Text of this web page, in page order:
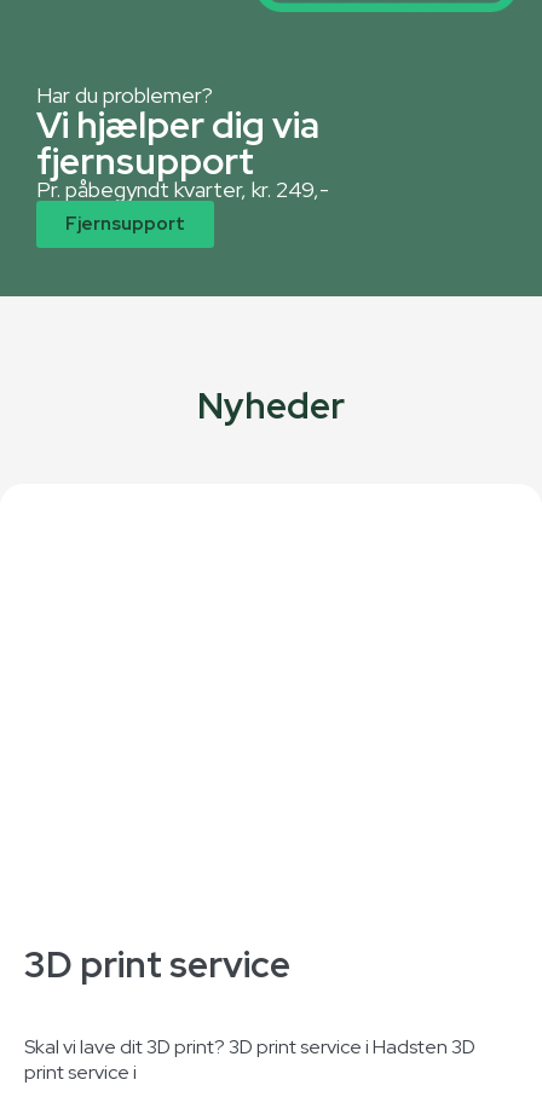
Har du problemer?
Vi hjælper dig via
fjernsupport
Pr. påbegyndt kvarter, kr. 249,-
Fjernsupport
Nyheder
3D print service
Skal vi lave dit 3D print? 3D print service i Hadsten 3D
print service i